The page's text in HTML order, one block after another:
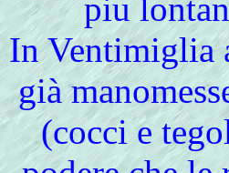
piu
InVentimiglia
già
(cocci e